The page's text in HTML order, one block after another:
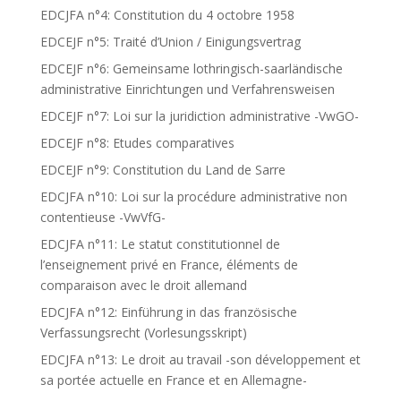
EDCJFA n°4: Constitution du 4 octobre 1958
EDCEJF n°5: Traité d’Union / Einigungsvertrag
EDCEJF n°6: Gemeinsame lothringisch-saarländische
administrative Einrichtungen und Verfahrensweisen
EDCEJF n°7: Loi sur la juridiction administrative -VwGO-
EDCEJF n°8: Etudes comparatives
EDCEJF n°9: Constitution du Land de Sarre
EDCJFA n°10: Loi sur la procédure administrative non
contentieuse -VwVfG-
EDCJFA n°11: Le statut constitutionnel de
l’enseignement privé en France, éléments de
comparaison avec le droit allemand
EDCJFA n°12: Einführung in das französische
Verfassungsrecht (Vorlesungsskript)
EDCJFA n°13: Le droit au travail -son développement et
sa portée actuelle en France et en Allemagne-